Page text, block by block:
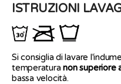
ISTRUZIONI
Si consiglia di lavare
temperatura non superiore
bassa velocità.